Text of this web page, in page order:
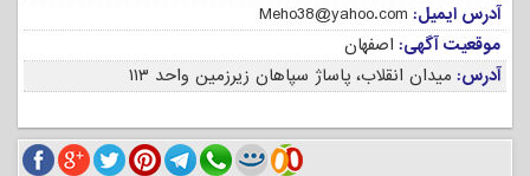
آدرس ایمیل: Meho38@yahoo.com
موقعیت آگهی: اصفهان
آدرس: میدان انقلاب، پاساژ سپاهان زیرزمین واحد ۱۱۳